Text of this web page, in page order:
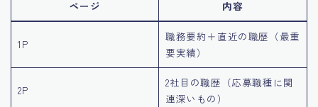
ページ 内容
1P
職務要約＋直近の職歴（最重
要実績）
2P
2社目の職歴（応募職種に関
連深いもの）